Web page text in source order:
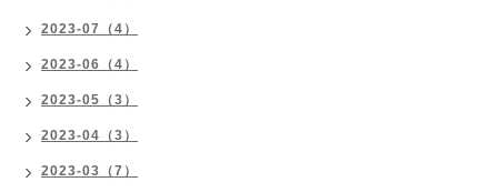
2023-07（4）
2023-06（4）
2023-05（3）
2023-04（3）
2023-03（7）